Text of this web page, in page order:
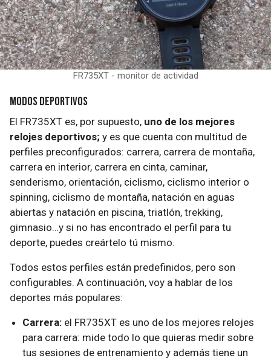
FR735XT - monitor de actividad
Modos deportivos
El FR735XT es, por supuesto, uno de los mejores
relojes deportivos; y es que cuenta con multitud de
perfiles preconfigurados: carrera, carrera de montaña,
carrera en interior, carrera en cinta, caminar,
senderismo, orientación, ciclismo, ciclismo interior o
spinning, ciclismo de montaña, natación en aguas
abiertas y natación en piscina, triatlón, trekking,
gimnasio…y si no has encontrado el perfil para tu
deporte, puedes creártelo tú mismo.
Todos estos perfiles están predefinidos, pero son
configurables. A continuación, voy a hablar de los
deportes más populares:
Carrera: el FR735XT es uno de los mejores relojes
para carrera: mide todo lo que quieras medir sobre
tus sesiones de entrenamiento y además tiene un